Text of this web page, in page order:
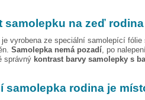
samolepku na zeď
vyrobena ze speciální samolepící
Samolepka nemá pozadí, po
správný kontrast barvy samolepky s
samolepka rodina je